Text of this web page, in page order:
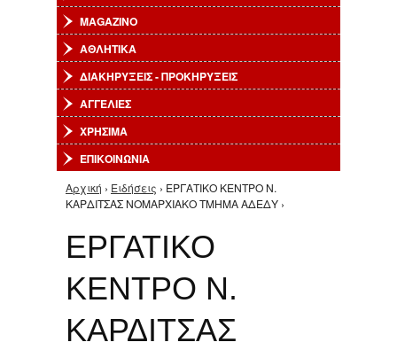
MAGAZINO
ΑΘΛΗΤΙΚΑ
ΔΙΑΚΗΡΥΞΕΙΣ - ΠΡΟΚΗΡΥΞΕΙΣ
ΑΓΓΕΛΙΕΣ
ΧΡΗΣΙΜΑ
ΕΠΙΚΟΙΝΩΝΙΑ
Είστε εδώ
Αρχική › Ειδήσεις › ΕΡΓΑΤΙΚΟ ΚΕΝΤΡΟ Ν.
ΚΑΡΔΙΤΣΑΣ ΝΟΜΑΡΧΙΑΚΟ ΤΜΗΜΑ ΑΔΕΔΥ ›
ΕΡΓΑΤΙΚΟ
ΚΕΝΤΡΟ Ν.
ΚΑΡΔΙΤΣΑΣ